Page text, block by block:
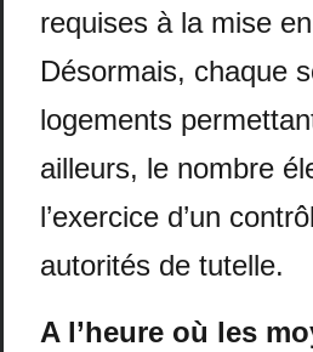
requises à la mise
Désormais, chaque
logements
ailleurs, le nombre
l’exercice d’un
autorités de tutelle.
A l’heure où les